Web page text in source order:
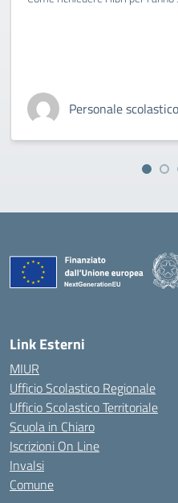
Personale scolastico
Link Esterni
MIUR
Ufficio Scolastico Regionale
Ufficio Scolastico Territoriale
Scuola in Chiaro
Iscrizioni On Line
Invalsi
Comune